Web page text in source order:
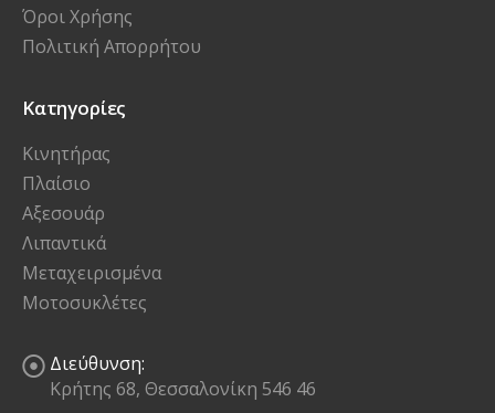
Όροι Χρήσης
Πολιτική Απορρήτου
Κατηγορίες
Κινητήρας
Πλαίσιο
Αξεσουάρ
Λιπαντικά
Μεταχειρισμένα
Μοτοσυκλέτες
Διεύθυνση:
Κρήτης 68, Θεσσαλονίκη 546 46